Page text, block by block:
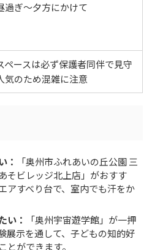
過ぎ〜夕方にかけて
ペースは必ず保護者同伴で見守
気のため混雑に注意
：
「奥州市ふれあいの丘公園 三
そビレッジ北上店」がおすす
アすべり台で、室内でも汗をか
い：
「奥州宇宙遊学館」が一押
展示を通して、子どもの知的好
とができます。